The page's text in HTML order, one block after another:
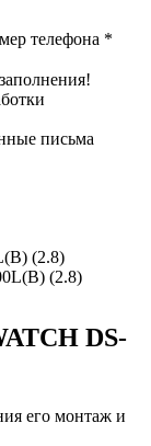
телефона *
письма
(2.8)
DS-
его монтаж и